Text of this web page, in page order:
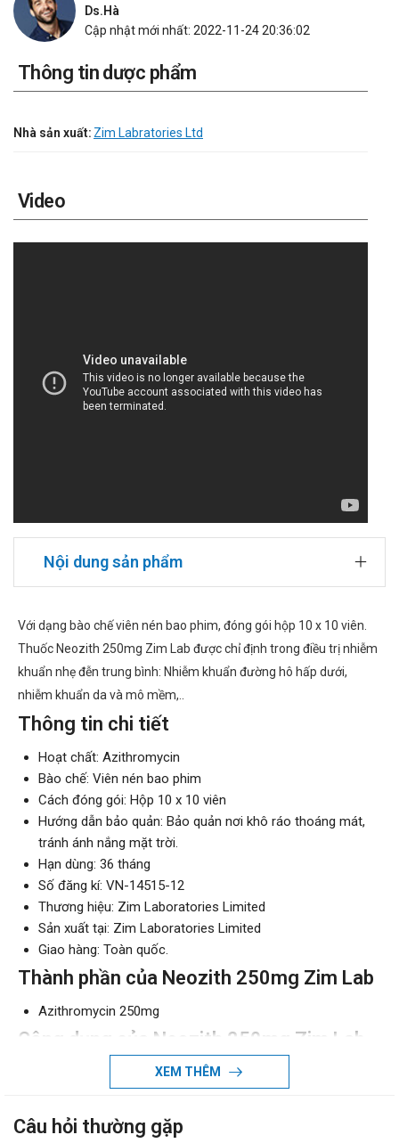
Ds.Hà
Cập nhật mới nhất: 2022-11-24 20:36:02
Thông tin dược phẩm
Nhà sản xuất: Zim Labratories Ltd
Video
Nội dung sản phẩm
Với dạng bào chế viên nén bao phim, đóng gói hộp 10 x 10 viên.
Thuốc Neozith 250mg Zim Lab được chỉ định trong điều trị nhiễm
khuẩn nhẹ đễn trung bình: Nhiễm khuẩn đường hô hấp dưới,
nhiễm khuẩn da và mô mềm,..
Thông tin chi tiết
Hoạt chất: Azithromycin
Bào chế: Viên nén bao phim
Cách đóng gói: Hộp 10 x 10 viên
Hướng dẫn bảo quản: Bảo quản nơi khô ráo thoáng mát,
tránh ánh nắng mặt trời.
Hạn dùng: 36 tháng
Số đăng kí: VN-14515-12
Thương hiệu: Zim Laboratories Limited
Sản xuất tại: Zim Laboratories Limited
Giao hàng: Toàn quốc.
Thành phần của Neozith 250mg Zim Lab
Azithromycin 250mg
Công dụng của Neozith 250mg Zim Lab
Neozith 250mg Zim Lab điều trị các bệnh nhiễm khuẩn từ
nhẹ đến trung bình như: Nhiễm khuẩn đường hô hấp trên
dưới, nhiễm khuẩn da và mô mềm, bệnh lây truyền qua
đường tình dục ở cả nam & nữ do Chlamydia trachomatis
XEM THÊM
Câu hỏi thường gặp